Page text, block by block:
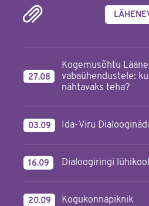
27.08
Kogemusõhtu
vabaühendustele:
nähtavaks teha?
03.09 Ida-Viru
16.09 Dialoogiringi
20.09 Kogukonnapiknik